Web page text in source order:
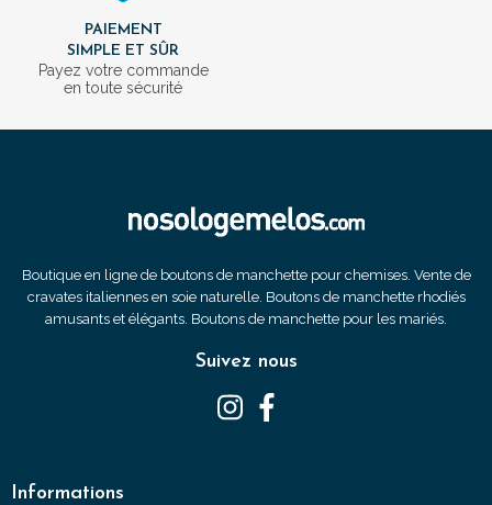
PAIEMENT
SIMPLE ET SÛR
Payez votre commande
en toute sécurité
Boutique en ligne de boutons de manchette pour chemises. Vente de
cravates italiennes en soie naturelle. Boutons de manchette rhodiés
amusants et élégants. Boutons de manchette pour les mariés.
Suivez nous
Informations